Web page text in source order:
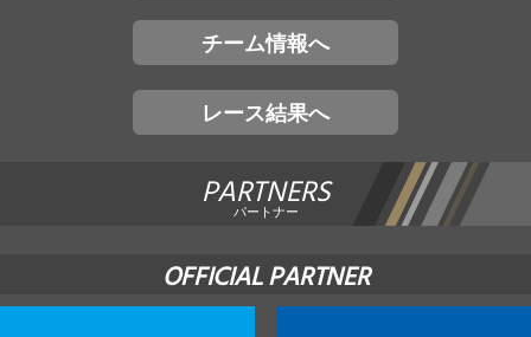
チーム情報へ
レース結果へ
PARTNERS
パートナー
OFFICIAL PARTNER